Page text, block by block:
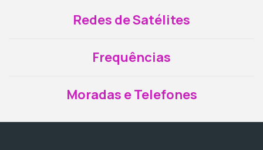
Redes de Satélites
Frequências
Moradas e Telefones